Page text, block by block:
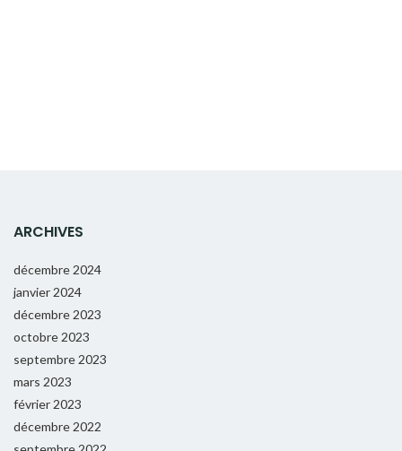
ARCHIVES
décembre 2024
janvier 2024
décembre 2023
octobre 2023
septembre 2023
mars 2023
février 2023
décembre 2022